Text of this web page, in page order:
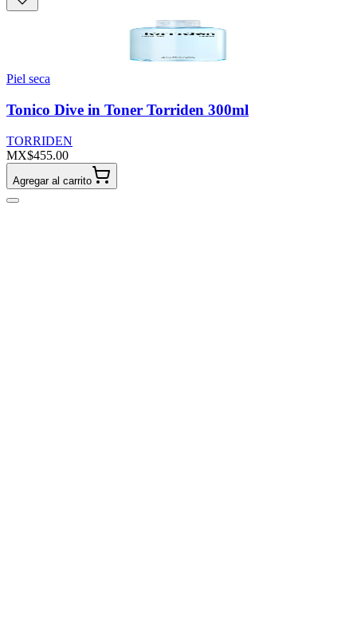
Piel seca
Tonico Dive in Toner Torriden 300ml
TORRIDEN
MX$455.00
Agregar al carrito